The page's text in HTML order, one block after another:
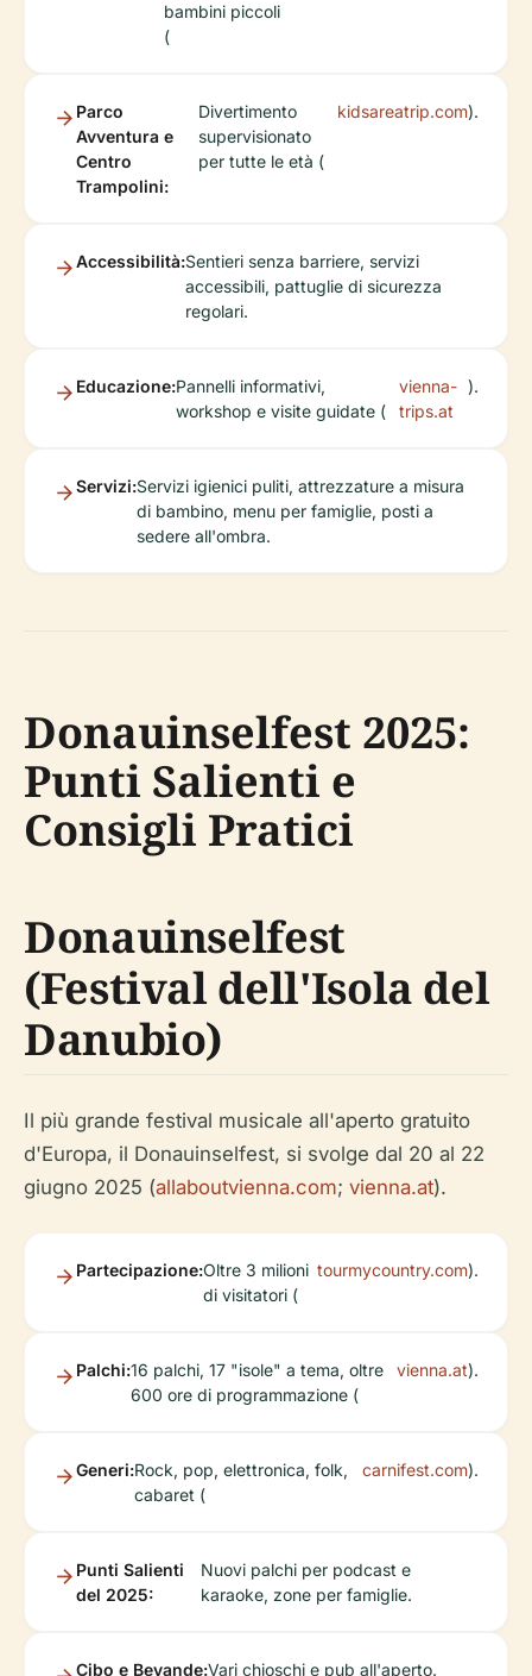
bambini piccoli
(
Parco
Avventura e
Centro
Trampolini:
Divertimento
supervisionato
per tutte le età (
kidsareatrip.com).
Accessibilità:Sentieri senza barriere, servizi
accessibili, pattuglie di sicurezza
regolari.
Educazione:Pannelli informativi,
workshop e visite guidate (
vienna-
trips.at
).
Servizi:Servizi igienici puliti, attrezzature a misura
di bambino, menu per famiglie, posti a
sedere all'ombra.
Donauinselfest 2025:
Punti Salienti e
Consigli Pratici
Donauinselfest
(Festival dell'Isola del
Danubio)
Il più grande festival musicale all'aperto gratuito
d'Europa, il Donauinselfest, si svolge dal 20 al 22
giugno 2025 (allaboutvienna.com; vienna.at).
Partecipazione:Oltre 3 milioni
di visitatori (
tourmycountry.com).
Palchi:16 palchi, 17 "isole" a tema, oltre
600 ore di programmazione (
vienna.at).
Generi:Rock, pop, elettronica, folk,
cabaret (
carnifest.com).
Punti Salienti
del 2025:
Nuovi palchi per podcast e
karaoke, zone per famiglie.
Cibo e Bevande:Vari chioschi e pub all'aperto.